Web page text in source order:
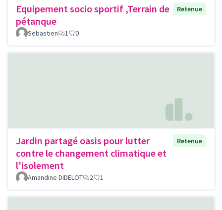
Equipement socio sportif ,Terrain de
pétanque
Retenue
Sebastien 1 0
Jardin partagé oasis pour lutter
contre le changement climatique et
l'isolement
Retenue
Amandine DIDELOT 2 1